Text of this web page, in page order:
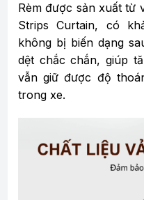
Rèm được sản xuất từ
Strips Curtain, có
không bị biến dạng
dệt chắc chắn, giúp
vẫn giữ được độ
trong xe.